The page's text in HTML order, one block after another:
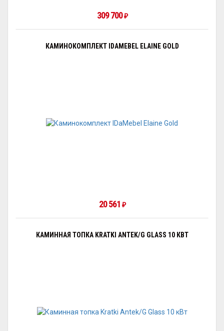
309 700 ₽
КАМИНОКОМПЛЕКТ IDAMEBEL ELAINE GOLD
20 561 ₽
КАМИННАЯ ТОПКА KRATKI ANTEK/G GLASS 10 КВТ